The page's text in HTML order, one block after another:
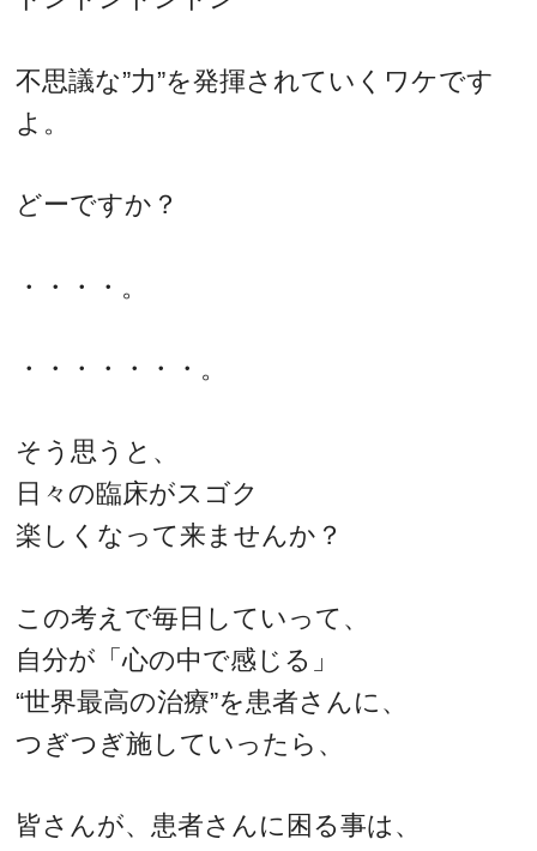
不思議な”力”を発揮されていくワケです
よ。
どーですか？
・・・・。
・・・・・・・。
そう思うと、
日々の臨床がスゴク
楽しくなって来ませんか？
この考えで毎日していって、
自分が「心の中で感じる」
“世界最高の治療”を患者さんに、
つぎつぎ施していったら、
皆さんが、患者さんに困る事は、